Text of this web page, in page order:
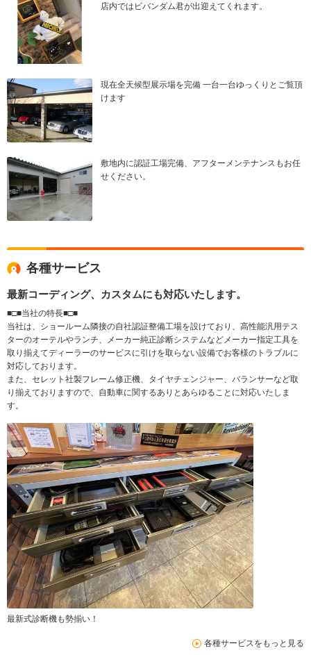
店内ではビバンダム君が出迎えてくれます。
現在全天候型展示場を完備 一台一台ゆっくりとご覧頂
けます
敷地内に認証工場完備、アフターメンテナンスもお任
せください。
各種サービス
最新コーディング、カスタムにも対応いたします。
■□■当社の特長■□■
当社は、ショールーム隣接の自社認証整備工場を設けており、高性能汎用テス
ターのオーテルやランチ、メーカー純正診断システムなどメーカー指定工具を
取り揃えてディーラーのサービスに引けを取らない設備でお客様のトラブルに
対応しております。
また、セレット社製フレーム修正機、タイヤチェンジャー、バランサーなど取
り揃えておりますので、自動車に関するありとあらゆることに対応いたしま
す。
最新式診断機も勢揃い！
各種サービスをもっと見る